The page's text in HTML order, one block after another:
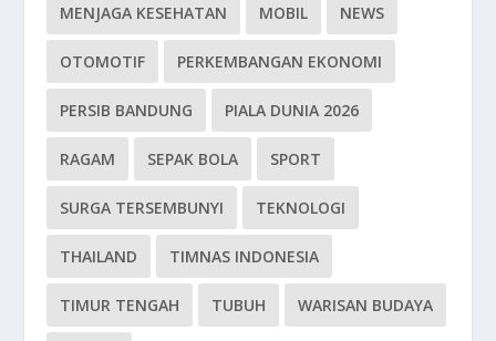
MENJAGA KESEHATAN MOBIL NEWS
OTOMOTIF PERKEMBANGAN EKONOMI
PERSIB BANDUNG PIALA DUNIA 2026
RAGAM SEPAK BOLA SPORT
SURGA TERSEMBUNYI TEKNOLOGI
THAILAND TIMNAS INDONESIA
TIMUR TENGAH TUBUH WARISAN BUDAYA